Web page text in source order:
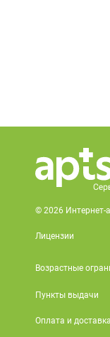
© 2026 Интернет-
Лицензии
Возрастные
Пункты выдачи
Оплата и доставка